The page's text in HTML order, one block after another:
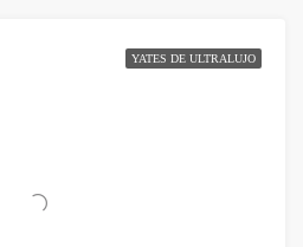
YATES DE ULTRALUJO